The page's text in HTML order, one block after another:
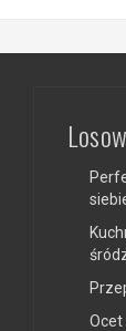
Ocet